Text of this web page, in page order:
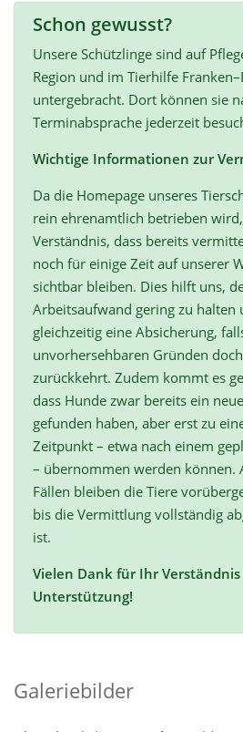
Schon gewusst?
Unsere Schützlinge sind auf
Region und im Tierhilfe
untergebracht. Dort können sie
Terminabsprache jederzeit
Wichtige Informationen zur
Da die Homepage unseres
rein ehrenamtlich betrieben
Verständnis, dass bereits
noch für einige Zeit auf unserer
sichtbar bleiben. Dies hilft uns,
Arbeitsaufwand gering zu halten
gleichzeitig eine Absicherung,
unvorhersehbaren Gründen
zurückkehrt. Zudem kommt es
dass Hunde zwar bereits ein
gefunden haben, aber erst zu
Zeitpunkt – etwa nach einem
– übernommen werden können.
Fällen bleiben die Tiere
bis die Vermittlung vollständig
ist.
Vielen Dank für Ihr
Unterstützung!
Galeriebilder